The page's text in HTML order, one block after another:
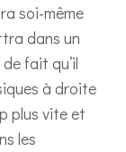
soi-même
dans un
fait qu’il
à droite
plus vite et
les